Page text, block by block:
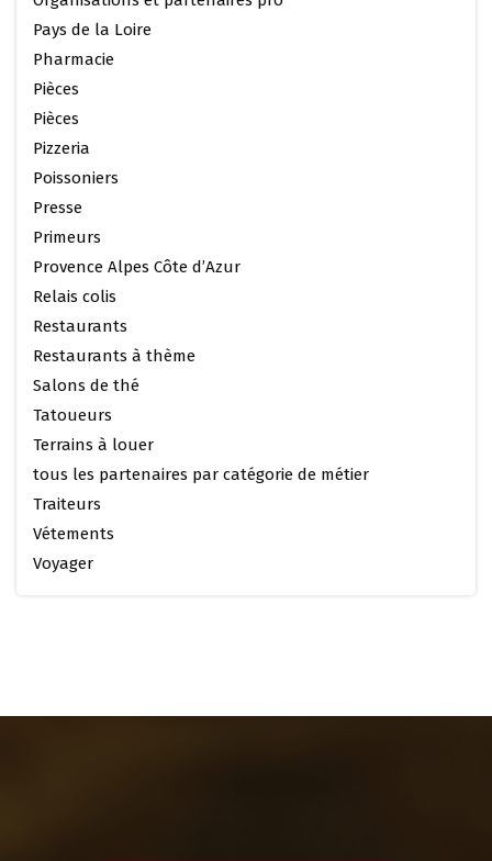
Pays de la Loire
Pharmacie
Pièces
Pièces
Pizzeria
Poissoniers
Presse
Primeurs
Provence Alpes Côte d’Azur
Relais colis
Restaurants
Restaurants à thème
Salons de thé
Tatoueurs
Terrains à louer
tous les partenaires par catégorie de métier
Traiteurs
Vétements
Voyager